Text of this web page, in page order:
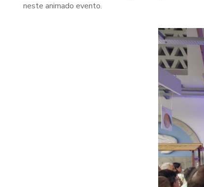
neste animado evento.